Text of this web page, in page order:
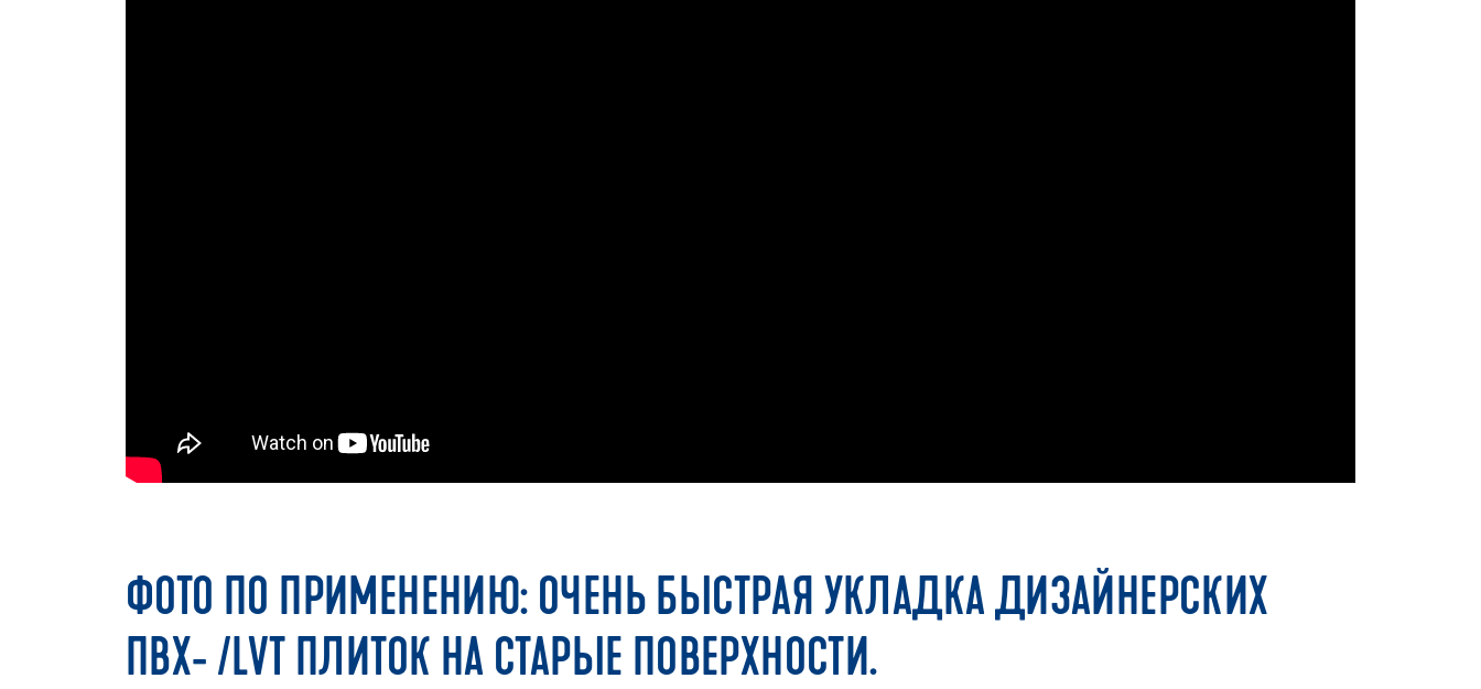
ФОТО ПО ПРИМЕНЕНИЮ: ОЧЕНЬ БЫСТРАЯ УКЛАДКА ДИЗАЙНЕРСКИХ
ПВХ- /LVT ПЛИТОК НА СТАРЫЕ ПОВЕРХНОСТИ.